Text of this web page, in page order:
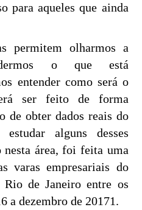
para aqueles que ainda
permitem olharmos a
o que está
entender como será o
ser feito de forma
de obter dados reais do
alguns desses
nesta área, foi feita uma
varas empresariais do
de Janeiro entre os
a dezembro de 20171.